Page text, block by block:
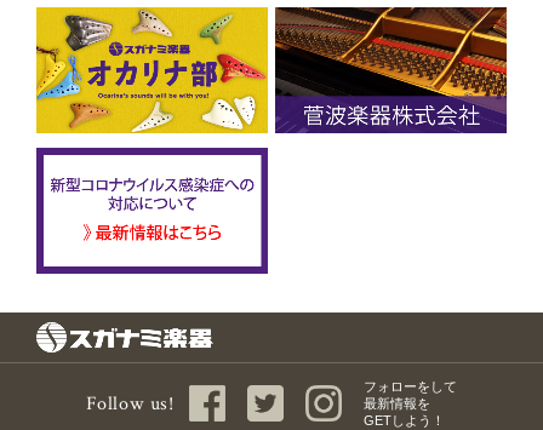
Follow us!
フォローをして
最新情報を
GETしよう！